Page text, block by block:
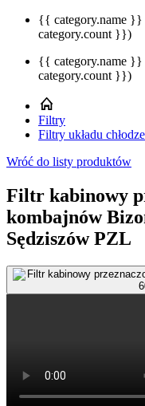
{{ category.name }}
category.count }})
{{ category.name }}
category.count }})
Filtry
Filtry układu
Wróć do listy produktów
Filtr kabinowy
kombajnów
Sędziszów PZL